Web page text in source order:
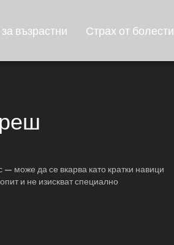
възрастни Страх от болести
може да се вкарва като кратки навици
и не изискват специално